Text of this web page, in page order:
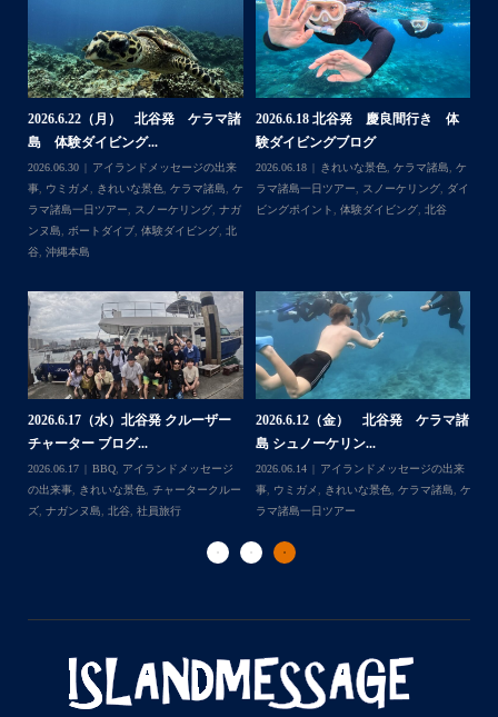
ングなどなど…勇海号を拠点に色々お楽しみ頂きました
よ〜
・
海も荒れずにいい天気の中開催できたので何よりです
また来年もリピートして頂けたら嬉しいです
・
発着の国立公園指定の慶良間諸島(#ケラマ)の日帰り#ダイビ
ング・#スノーケリング ツアーを開催しているマリンショッ
2026.6.22（月） 北谷発 ケラマ諸
島 体験ダイビング...
2026.06.30
アイランドメッセージの出来
事, ウミガメ, きれいな景色, ケラマ諸島, ケ
ラマ諸島一日ツアー, スノーケリング, ナガ
ンヌ島, ボートダイブ, 体験ダイビング, 北
谷, 沖縄本島
2026.6.18 北谷発 慶良間行き 体
験ダイビングブログ
2026.06.18 きれいな景色, ケラマ諸島, ケ
ラマ諸島一日ツアー, スノーケリング, ダイ
ビングポイント, 体験ダイビング, 北谷
2026.6.17（水）北谷発 クルーザー
チャーター ブログ...
2026.06.17 BBQ,
アイランドメッセージ
の出来事, きれいな景色
チャータークルー
ズ, ナガンヌ島 北谷, 社員旅行
2026.6.12（金） 北谷発 ケラマ諸
島 シュノーケリン...
2026.06.14
アイランドメッセージの出来
事, ウミガメ きれいな景色 ケラマ諸島
ケ
ラマ諸島一日ツアー